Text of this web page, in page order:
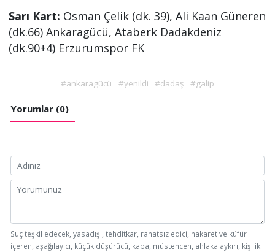
Sarı Kart: Osman Çelik (dk. 39), Ali Kaan Güneren
(dk.66) Ankaragücü, Ataberk Dadakdeniz
(dk.90+4) Erzurumspor FK
#ankaragücü #yenildi #dadaş #galip
Yorumlar (0)
Suç teşkil edecek, yasadışı, tehditkar, rahatsız edici, hakaret ve küfür
içeren, aşağılayıcı, küçük düşürücü, kaba, müstehcen, ahlaka aykırı, kişilik